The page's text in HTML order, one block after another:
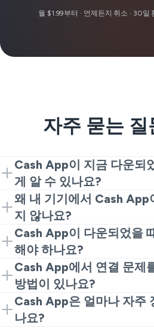
월 $1.99부터 · 언제든지 취소 · 30일
자주 묻는 질
Cash App이 지금 다운되
게 알 수 있나요?
사용자 보고서를 확인하세요.
증하면, 지금 Cash App이 다운
을 가능성이 높습니다. 보고서
아마 오늘 Cash App 문제일 가
니다.
왜 내 기기에서 Cash App
지 않나요?
보통 Cash App 장애, 잘못된
또는 휴대폰에서 방해하는 다른
입니다. "왜 Cash App이 작동하
혹은 "왜 오늘 내 Cash App이
는지" 궁금할 경우, 앱을 업데이
드폰을 재시작하고 네트워크를
요.
Cash App이 다운되었을
해야 하나요?
오늘 Cash App이 실제로 다운
주로 기다려야 합니다. 업데이트
고 중복을 피하기 위해 결제를
마세요. 그리고 "Cash App이
는지" 등의 소문은 보통 장애 중
Cash App에서 연결 문제
방법이 있나요?
Cash App 문제를 멈출 수는 없
화할 수는 있습니다. 안정적인
셀룰러 데이터에 연결하고, 앱이
Cash App은 얼마나 자주
나요?